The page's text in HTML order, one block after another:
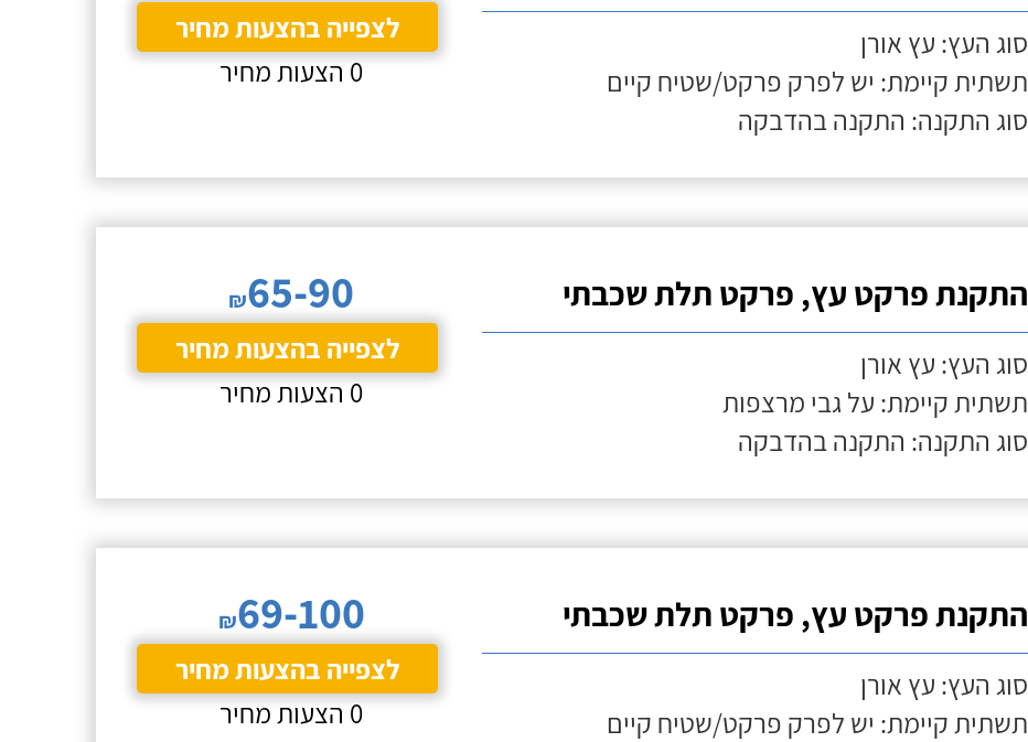
סוג העץ: עץ אורן
תשתית קיימת: יש לפרק פרקט/שטיח קיים
סוג התקנה: התקנה בהדבקה
לצפייה בהצעות מחיר
0 הצעות מחיר
התקנת פרקט עץ, פרקט תלת שכבתי
סוג העץ: עץ אורן
תשתית קיימת: על גבי מרצפות
סוג התקנה: התקנה בהדבקה
₪65-90
לצפייה בהצעות מחיר
0 הצעות מחיר
התקנת פרקט עץ, פרקט תלת שכבתי
סוג העץ: עץ אורן
תשתית קיימת: יש לפרק פרקט/שטיח קיים
₪69-100
לצפייה בהצעות מחיר
0 הצעות מחיר